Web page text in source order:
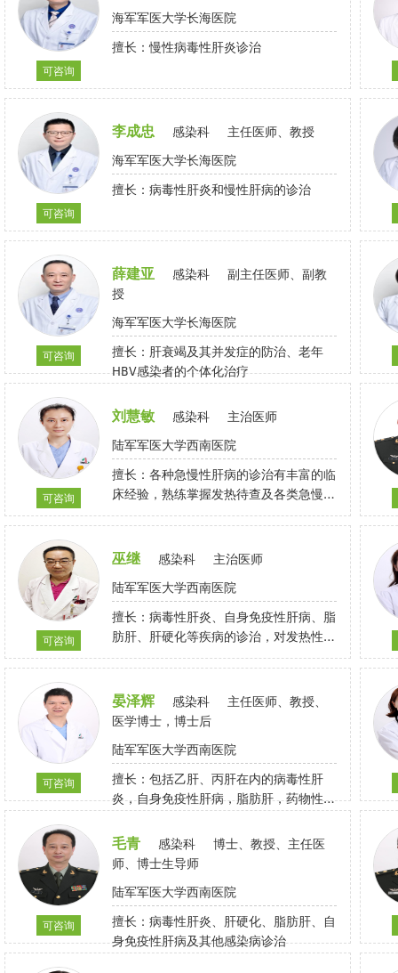
可咨询
海军军医大学长海医院
擅长：慢性病毒性肝炎诊治
可咨询
李成忠 感染科
主任医师、教授
海军军医大学长海医院
擅长：病毒性肝炎和慢性肝病的诊治
可咨询
薛建亚 感染科
副主任医师、副教
授
海军军医大学长海医院
擅长：肝衰竭及其并发症的防治、老年
HBV感染者的个体化治疗
可咨询
刘慧敏 感染科
主治医师
陆军军医大学西南医院
擅长：各种急慢性肝病的诊治有丰富的临
床经验，熟练掌握发热待查及各类急慢性
传染病的诊治，对不明原因发热、肝功异
常待查等疑难杂症有一定研究
可咨询
巫继 感染科
主治医师
陆军军医大学西南医院
擅长：病毒性肝炎、自身免疫性肝病、脂
肪肝、肝硬化等疾病的诊治，对发热性疾
病、感染性腹泻、肝衰竭等疾病的诊治也
有丰富的临床经验
可咨询
晏泽辉 感染科
主任医师、教授、
医学博士，博士后
陆军军医大学西南医院
擅长：包括乙肝、丙肝在内的病毒性肝
炎，自身免疫性肝病，脂肪肝，药物性肝
炎，肝硬化，肝癌，肝衰竭，艾滋病，恐
艾症等疾病的临床诊治，熟练掌握发热待
查，黄疸待查，腹水原因待查等疾病的诊
断和鉴别
可咨询
毛青 感染科
博士、教授、主任医
师、博士生导师
陆军军医大学西南医院
擅长：病毒性肝炎、肝硬化、脂肪肝、自
身免疫性肝病及其他感染病诊治